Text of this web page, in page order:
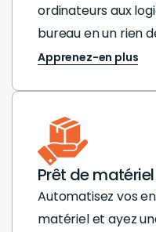
ordinateurs aux
bureau en un rien
Apprenez-en plus
Prêt de matériel
Automatisez vos
matériel et ayez